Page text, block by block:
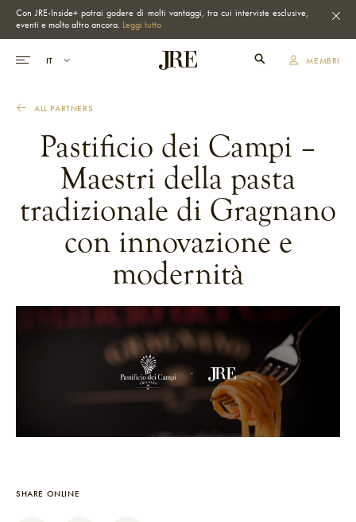
Con JRE-Inside+ potrai godere di molti vantaggi, tra cui interviste esclusive,
eventi e molto altro ancora. Leggi tutto
MEMBRI
ALL PARTNERS
Pastificio dei Campi –
Maestri della pasta
tradizionale di Gragnano
con innovazione e
modernità
SHARE ONLINE